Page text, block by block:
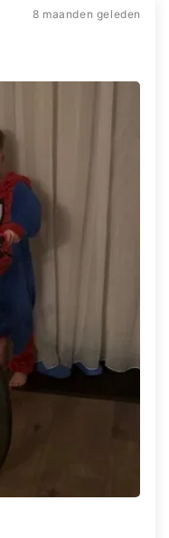
8 maanden geleden